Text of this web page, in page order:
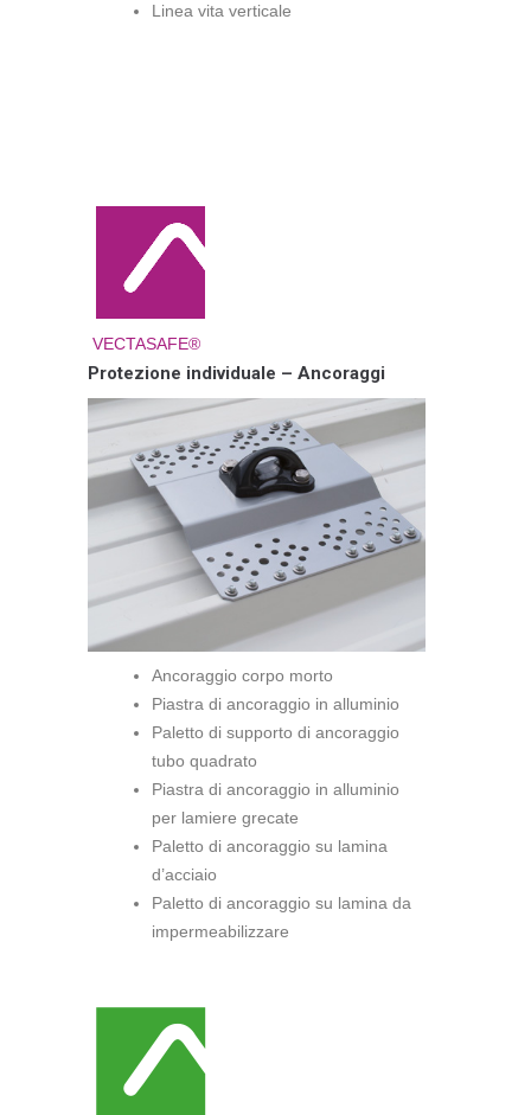
Linea vita verticale
VECTASAFE®
Protezione individuale – Ancoraggi
Ancoraggio corpo morto
Piastra di ancoraggio in alluminio
Paletto di supporto di ancoraggio
tubo quadrato
Piastra di ancoraggio in alluminio
per lamiere grecate
Paletto di ancoraggio su lamina
d’acciaio
Paletto di ancoraggio su lamina da
impermeabilizzare